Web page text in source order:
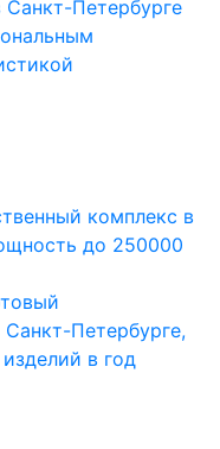
Санкт-Петербурге
Петербурге,
в год